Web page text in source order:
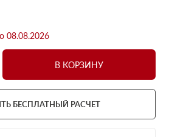
08.08.2026
В КОРЗИНУ
БЕСПЛАТНЫЙ РАСЧЕТ